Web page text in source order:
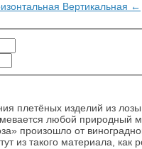
Вертикальная ←
плетёных изделий из
любой природный
произошло от
из такого материала,